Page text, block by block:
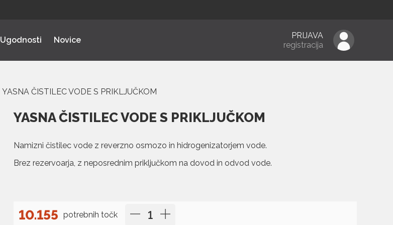
Ugodnosti Novice
PRIJAVA
registracija
YASNA ČISTILEC VODE S PRIKLJUČKOM
YASNA ČISTILEC VODE S PRIKLJUČKOM
Namizni čistilec vode z reverzno osmozo in hidrogenizatorjem vode.
Brez rezervoarja, z neposrednim priključkom na dovod in odvod vode.
10.155 potrebnih točk